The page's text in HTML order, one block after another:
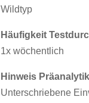
Wildtyp
Häufigkeit
1x wöchentlich
Hinweis
Unterschriebene